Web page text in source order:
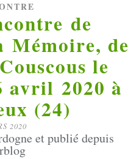
de
de
le
avril 2020 à
(24)
2020
et publié depuis